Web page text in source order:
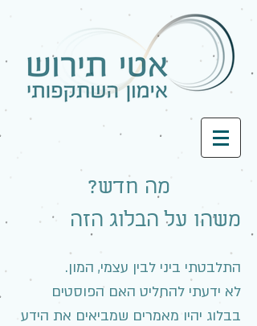
מה חדש?
משהו על הבלוג הזה
התלבטתי ביני לבין עצמי, המון.
לא ידעתי להחליט האם הפוסטים
בבלוג יהיו מאמרים שמביאים את הידע